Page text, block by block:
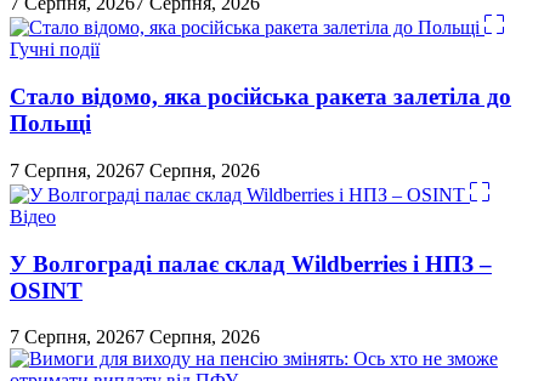
Гучні події
Стало відомо, яка російська ракета залетіла до
Польщі
7 Серпня, 20267 Серпня, 2026
Відео
У Волгограді палає склад Wildberries і НПЗ –
OSINT
7 Серпня, 20267 Серпня, 2026